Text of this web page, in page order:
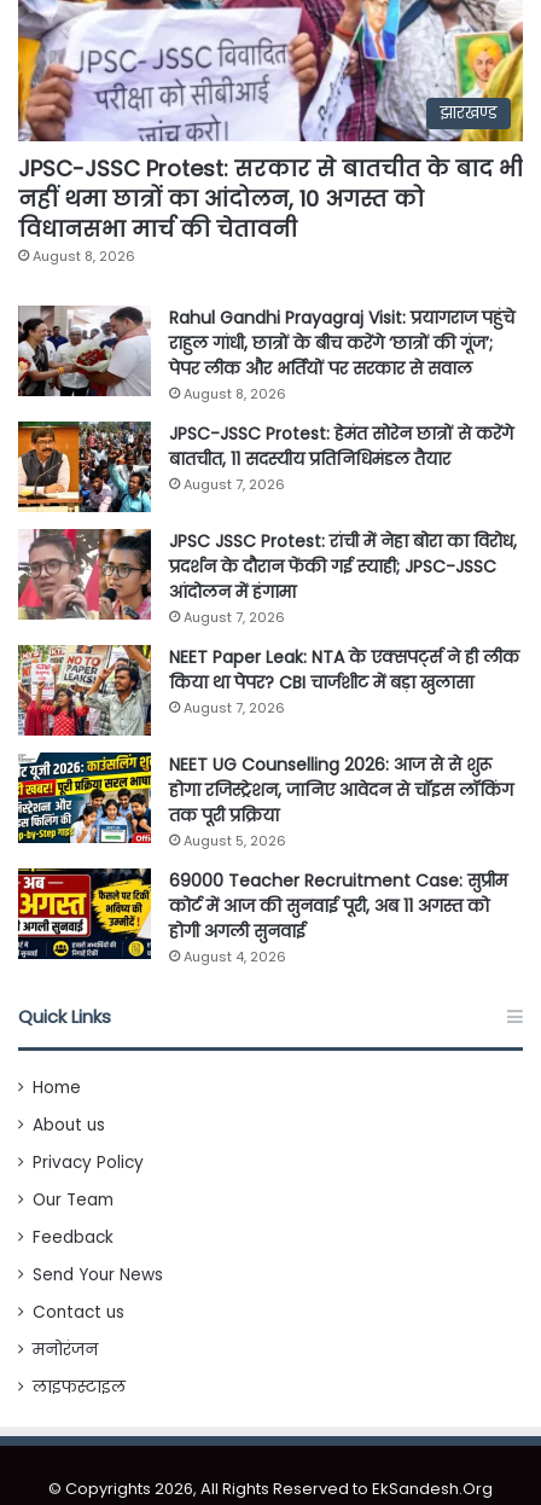
झारखण्ड
JPSC-JSSC Protest: सरकार से बातचीत के बाद भी
नहीं थमा छात्रों का आंदोलन, 10 अगस्त को
विधानसभा मार्च की चेतावनी
August 8, 2026
Rahul Gandhi Prayagraj Visit: प्रयागराज पहुंचे
राहुल गांधी, छात्रों के बीच करेंगे ‘छात्रों की गूंज’;
पेपर लीक और भर्तियों पर सरकार से सवाल
August 8, 2026
JPSC-JSSC Protest: हेमंत सोरेन छात्रों से करेंगे
बातचीत, 11 सदस्यीय प्रतिनिधिमंडल तैयार
August 7, 2026
JPSC JSSC Protest: रांची में नेहा बोरा का विरोध,
प्रदर्शन के दौरान फेंकी गई स्याही; JPSC-JSSC
आंदोलन में हंगामा
August 7, 2026
NEET Paper Leak: NTA के एक्सपर्ट्स ने ही लीक
किया था पेपर? CBI चार्जशीट में बड़ा खुलासा
August 7, 2026
NEET UG Counselling 2026: आज से से शुरू
होगा रजिस्ट्रेशन, जानिए आवेदन से चॉइस लॉकिंग
तक पूरी प्रक्रिया
August 5, 2026
69000 Teacher Recruitment Case: सुप्रीम
कोर्ट में आज की सुनवाई पूरी, अब 11 अगस्त को
होगी अगली सुनवाई
August 4, 2026
Quick Links
Home
About us
Privacy Policy
Our Team
Feedback
Send Your News
Contact us
मनोरंजन
लाइफस्टाइल
© Copyrights 2026, All Rights Reserved to EkSandesh.Org